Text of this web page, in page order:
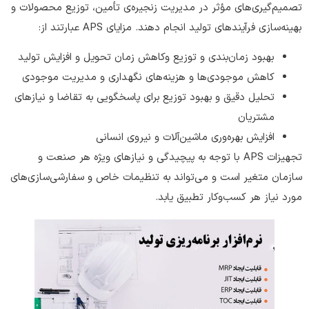
تصمیم‌گیری‌های مؤثر در مدیریت زنجیره‌ی تأمین، توزیع محصولات و
بهینه‌سازی فرآیندهای تولید انجام دهند. مزایای APS عبارتند از:
بهبود زمان‌بندی و توزیع وکاهش زمان تحویل و افزایش تولید
کاهش موجودی‌ها و هزینه‌های نگهداری و مدیریت موجودی
تحلیل دقیق و بهبود توزیع برای پاسخگویی به تقاضا و نیازهای
مشتریان
افزایش بهره‌وری ماشین‌آلات و نیروی انسانی
تجهیزات APS با توجه به پیچیدگی و نیازهای ویژه هر صنعت و
سازمان متغیر است و می‌تواند به تنظیمات خاص و سفارشی‌سازی‌های
مورد نیاز هر کسب‌وکار تطبیق یابد.